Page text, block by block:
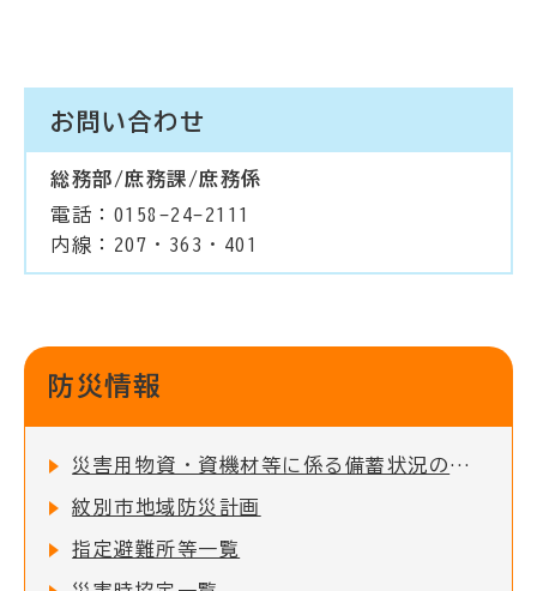
お問い合わせ
総務部/庶務課/庶務係
電話：0158-24-2111
内線：207・363・401
防災情報
災害用物資・資機材等に係る備蓄状況の公表について
紋別市地域防災計画
指定避難所等一覧